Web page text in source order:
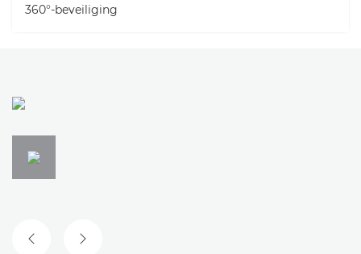
360°-beveiliging
VORIGE DIAVOLGENDE DIA